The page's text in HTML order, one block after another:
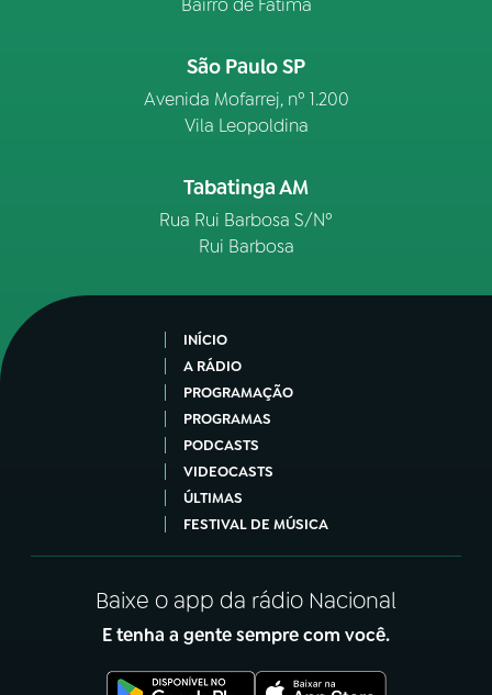
Bairro de Fátima
São Paulo SP
Avenida Mofarrej, nº 1.200
Vila Leopoldina
Tabatinga AM
Rua Rui Barbosa S/Nº
Rui Barbosa
INÍCIO
A RÁDIO
PROGRAMAÇÃO
PROGRAMAS
PODCASTS
VIDEOCASTS
ÚLTIMAS
FESTIVAL DE MÚSICA
Baixe o app da rádio Nacional
E tenha a gente sempre com você.